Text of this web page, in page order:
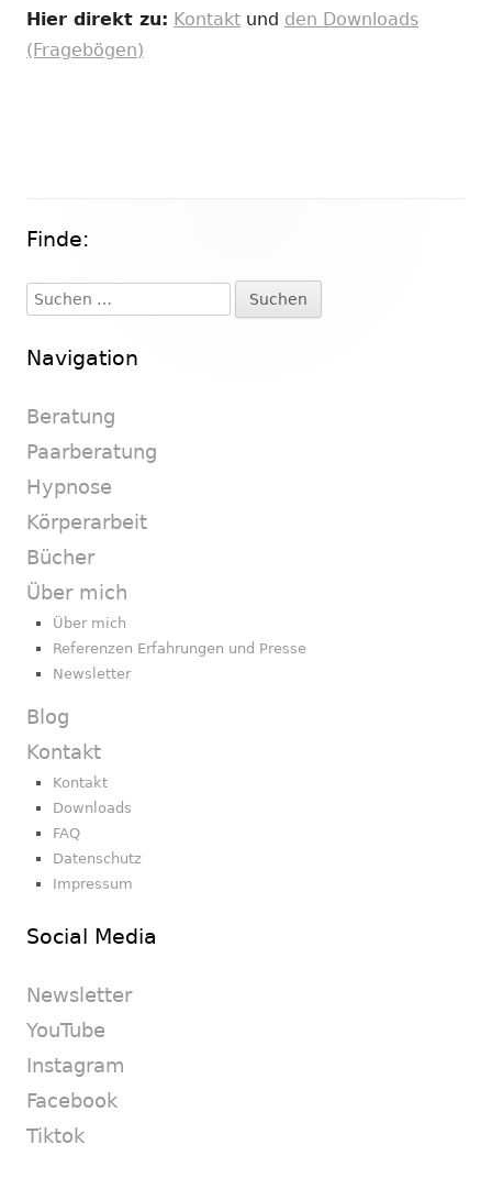
Hier direkt zu: Kontakt und den Downloads
(Fragebögen)
Haupt-
Seitenleiste
Finde:
Suchen
nach:
Navigation
Beratung
Paarberatung
Hypnose
Körperarbeit
Bücher
Über mich
Über mich
Referenzen Erfahrungen und Presse
Newsletter
Blog
Kontakt
Kontakt
Downloads
FAQ
Datenschutz
Impressum
Social Media
Newsletter
YouTube
Instagram
Facebook
Tiktok